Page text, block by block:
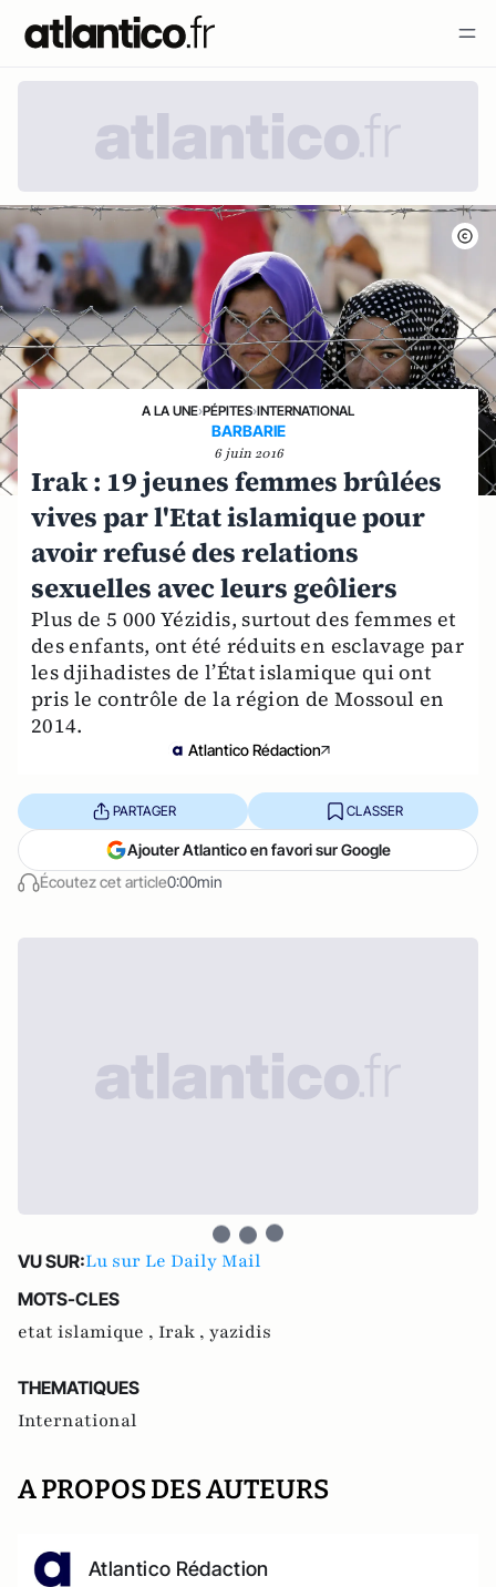
A LA UNE›PÉPITES›INTERNATIONAL
BARBARIE
6 juin 2016
Irak : 19 jeunes femmes brûlées
vives par l'Etat islamique pour
avoir refusé des relations
sexuelles avec leurs geôliers
Plus de 5 000 Yézidis, surtout des femmes et
des enfants, ont été réduits en esclavage par
les djihadistes de l’État islamique qui ont
pris le contrôle de la région de Mossoul en
2014.
Atlantico Rédaction
Écoutez cet article0:00min
PARTAGER CLASSER
Ajouter Atlantico en favori sur Google
VU SUR:Lu sur Le Daily Mail
MOTS-CLES
etat islamique , Irak , yazidis
THEMATIQUES
International
A PROPOS DES AUTEURS
Atlantico Rédaction